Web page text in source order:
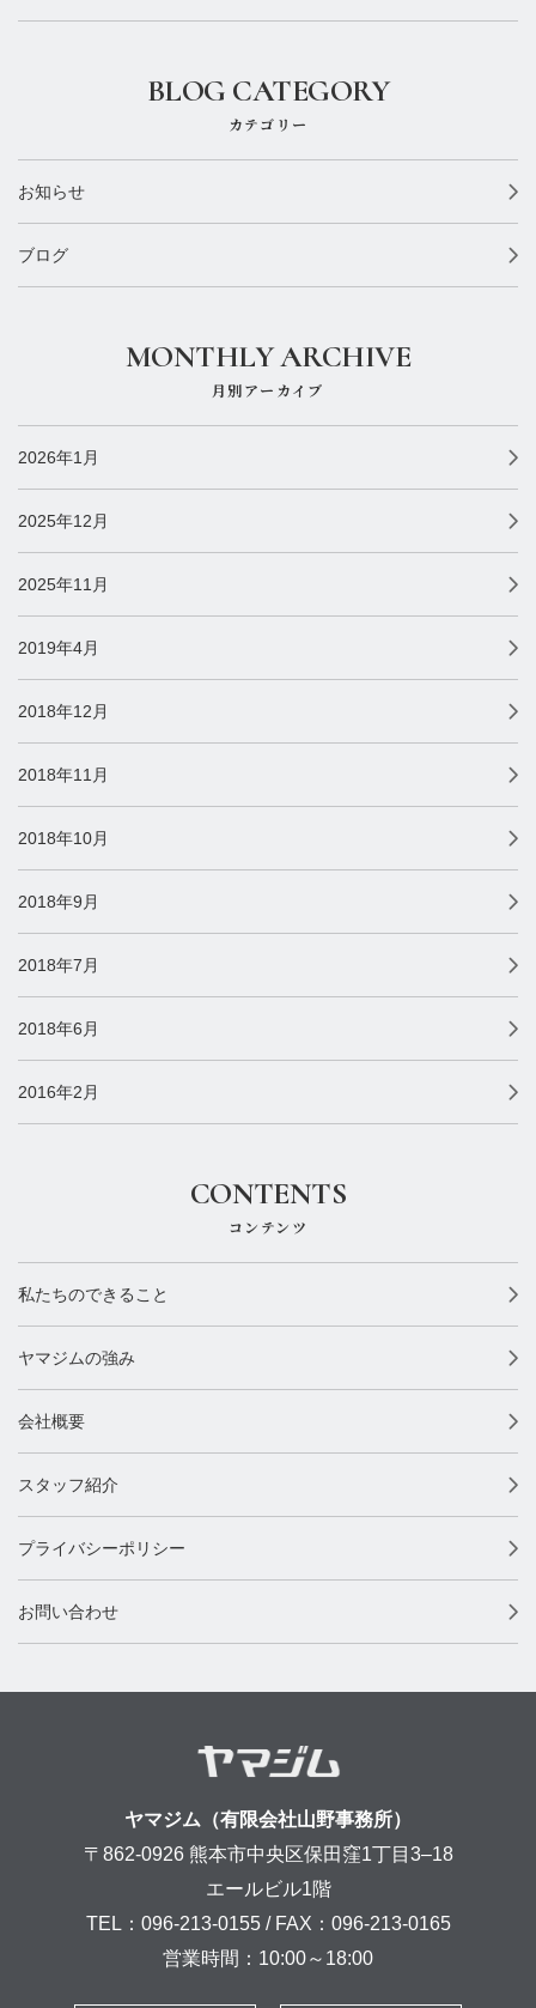
BLOG CATEGORY
カテゴリー
お知らせ
ブログ
MONTHLY ARCHIVE
月別アーカイブ
2026年1月
2025年12月
2025年11月
2019年4月
2018年12月
2018年11月
2018年10月
2018年9月
2018年7月
2018年6月
2016年2月
CONTENTS
コンテンツ
私たちのできること
ヤマジムの強み
会社概要
スタッフ紹介
プライバシーポリシー
お問い合わせ
ヤマジム（有限会社山野事務所）
〒862-0926 熊本市中央区保田窪1丁目3–18
エールビル1階
TEL：096-213-0155 / FAX：096-213-0165
営業時間：10:00～18:00